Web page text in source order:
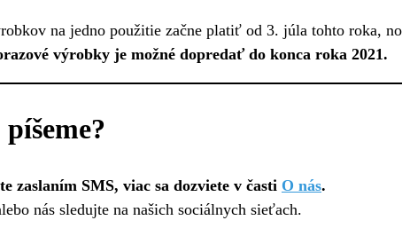
na jedno použitie začne platiť od 3. júla tohto roka,
výrobky je možné dopredať do konca roka 2021.
zaslaním SMS, viac sa dozviete v časti O nás.
nás sledujte na našich sociálnych sieťach.